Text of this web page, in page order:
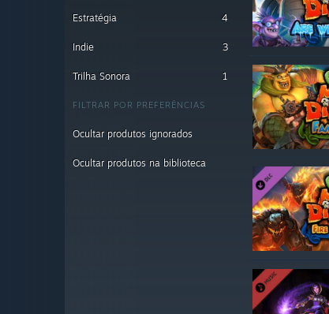
Estratégia 4
Indie 3
Trilha Sonora 1
FILTRAR POR PREFERÊNCIAS
Ocultar produtos ignorados
Ocultar produtos na biblioteca